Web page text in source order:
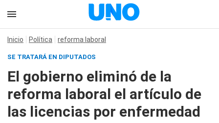
Inicio Política reforma laboral
SE TRATARÁ EN DIPUTADOS
El gobierno eliminó de la
reforma laboral el artículo de
las licencias por enfermedad